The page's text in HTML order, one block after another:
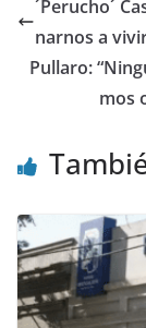
b
o
´Perucho´
narnos a
Pullaro:
mos